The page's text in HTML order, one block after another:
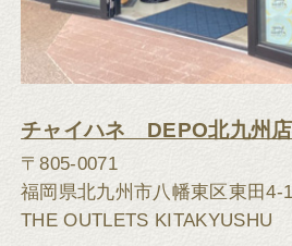
チャイハネ DEPO北九州店
〒805-0071
福岡県北九州市八幡東区東田4-
THE OUTLETS KITAKYUSHU